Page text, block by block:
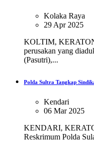
Kolaka Raya
29 Apr 2025
KOLTIM,
perusakan yang
(Pasutri),...
Polda Sultra Tangkap
Kendari
06 Mar 2025
KENDARI,
Reskrimum Polda